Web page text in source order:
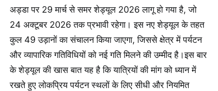
अड्डा पर 29 मार्च से समर शेड्यूल 2026 लागू हो गया है, जो
24 अक्टूबर 2026 तक प्रभावी रहेगा। इस नए शेड्यूल के तहत
कुल 49 उड़ानों का संचालन किया जाएगा, जिससे क्षेत्र में पर्यटन
और व्यापारिक गतिविधियों को नई गति मिलने की उम्मीद है।इस बार
के शेड्यूल की खास बात यह है कि यात्रियों की मांग को ध्यान में
रखते हुए लोकप्रिय पर्यटन स्थलों के लिए सीधी और नियमित